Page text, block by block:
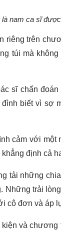
nam ca sĩ
riêng trên
túi mà
sĩ chẩn
biết vì sợ
cảm với một
định cả
tải những
trải
cô đơn và áp
và